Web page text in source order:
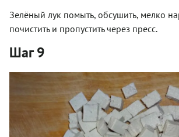
Зелёный лук помыть, обсушить, мелко
почистить и пропустить через пресс.
Шаг 9